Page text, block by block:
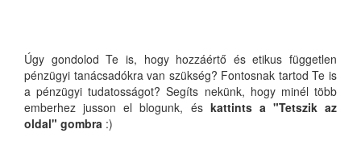
Úgy gondolod Te is, hogy hozzáértő és etikus független
pénzügyi tanácsadókra van szükség? Fontosnak tartod Te is
a pénzügyi tudatosságot? Segíts nekünk, hogy minél több
emberhez jusson el blogunk, és kattints a "Tetszik az
oldal" gombra :)